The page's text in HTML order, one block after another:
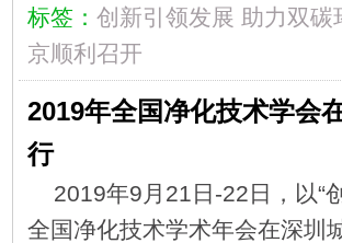
标签： 创新引领发展 助力双
京顺利召开
2019年全国净化技术学会
行
2019年9月21日-22日，以“
全国净化技术学术年会在深圳